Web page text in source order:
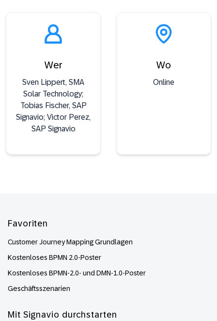
Wer
Sven Lippert, SMA
Solar Technology;
Tobias Fischer, SAP
Signavio; Victor Perez,
SAP Signavio
Wo
Online
Favoriten
Customer Journey Mapping Grundlagen
Kostenloses BPMN 2.0-Poster
Kostenloses BPMN-2.0- und DMN-1.0-Poster
Geschäftsszenarien
Mit Signavio durchstarten